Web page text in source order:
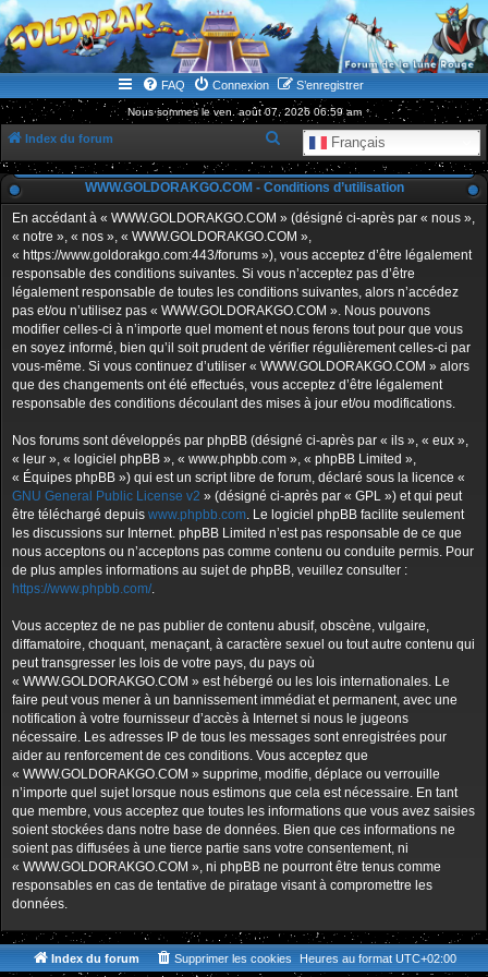
WWW.GOLDORAKGO.COM
le site de la Lune Rouge
FAQ Connexion S’enregistrer
Nous sommes le ven. août 07, 2026 06:59 am
Index du forum Français
e
c
h
e
r
c
e
r
WWW.GOLDORAKGO.COM - Conditions d’utilisation
En accédant à « WWW.GOLDORAKGO.COM » (désigné ci-après par « nous »,
« notre », « nos », « WWW.GOLDORAKGO.COM »,
« https://www.goldorakgo.com:443/forums »), vous acceptez d’être légalement
responsable des conditions suivantes. Si vous n’acceptez pas d’être
légalement responsable de toutes les conditions suivantes, alors n’accédez
pas et/ou n’utilisez pas « WWW.GOLDORAKGO.COM ». Nous pouvons
modifier celles-ci à n’importe quel moment et nous ferons tout pour que vous
en soyez informé, bien qu’il soit prudent de vérifier régulièrement celles-ci par
vous-même. Si vous continuez d’utiliser « WWW.GOLDORAKGO.COM » alors
que des changements ont été effectués, vous acceptez d’être légalement
responsable des conditions découlant des mises à jour et/ou modifications.
Nos forums sont développés par phpBB (désigné ci-après par « ils », « eux »,
« leur », « logiciel phpBB », « www.phpbb.com », « phpBB Limited »,
« Équipes phpBB ») qui est un script libre de forum, déclaré sous la licence «
GNU General Public License v2 » (désigné ci-après par « GPL ») et qui peut
être téléchargé depuis www.phpbb.com. Le logiciel phpBB facilite seulement
les discussions sur Internet. phpBB Limited n’est pas responsable de ce que
nous acceptons ou n’acceptons pas comme contenu ou conduite permis. Pour
de plus amples informations au sujet de phpBB, veuillez consulter :
https://www.phpbb.com/.
Vous acceptez de ne pas publier de contenu abusif, obscène, vulgaire,
diffamatoire, choquant, menaçant, à caractère sexuel ou tout autre contenu qui
peut transgresser les lois de votre pays, du pays où
« WWW.GOLDORAKGO.COM » est hébergé ou les lois internationales. Le
faire peut vous mener à un bannissement immédiat et permanent, avec une
notification à votre fournisseur d’accès à Internet si nous le jugeons
nécessaire. Les adresses IP de tous les messages sont enregistrées pour
aider au renforcement de ces conditions. Vous acceptez que
« WWW.GOLDORAKGO.COM » supprime, modifie, déplace ou verrouille
n’importe quel sujet lorsque nous estimons que cela est nécessaire. En tant
que membre, vous acceptez que toutes les informations que vous avez saisies
soient stockées dans notre base de données. Bien que ces informations ne
soient pas diffusées à une tierce partie sans votre consentement, ni
« WWW.GOLDORAKGO.COM », ni phpBB ne pourront être tenus comme
responsables en cas de tentative de piratage visant à compromettre les
données.
Index du forum Heures au format UTC+02:00
Supprimer les cookies